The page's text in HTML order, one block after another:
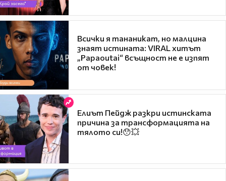
Всички я тананикат, но малцина
знаят истината: VIRAL хитът
„Papaoutai“ всъщност не е изпят
от човек!
Елиът Пейдж разкри истинската
причина за трансформацията на
тялото си!😯💥